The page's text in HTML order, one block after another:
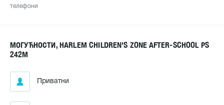
телефони
МОГУЋНОСТИ, HARLEM CHILDREN'S ZONE AFTER-SCHOOL PS
242M
Приватни